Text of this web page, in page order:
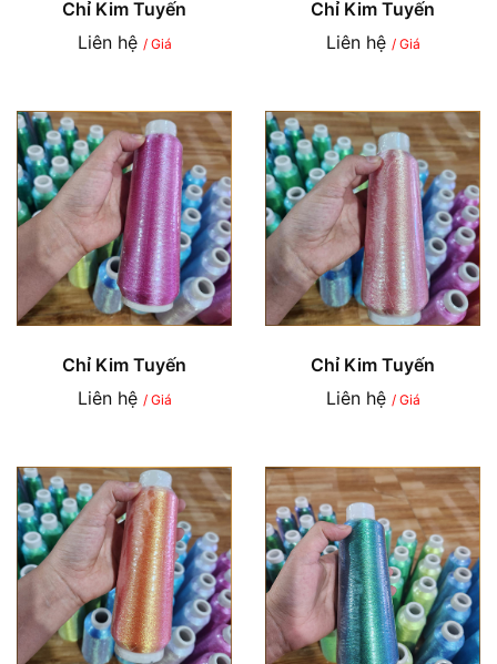
Chỉ Kim Tuyến
Liên hệ / Giá
Chỉ Kim Tuyến
Liên hệ / Giá
Chỉ Kim Tuyến
Liên hệ / Giá
Chỉ Kim Tuyến
Liên hệ / Giá